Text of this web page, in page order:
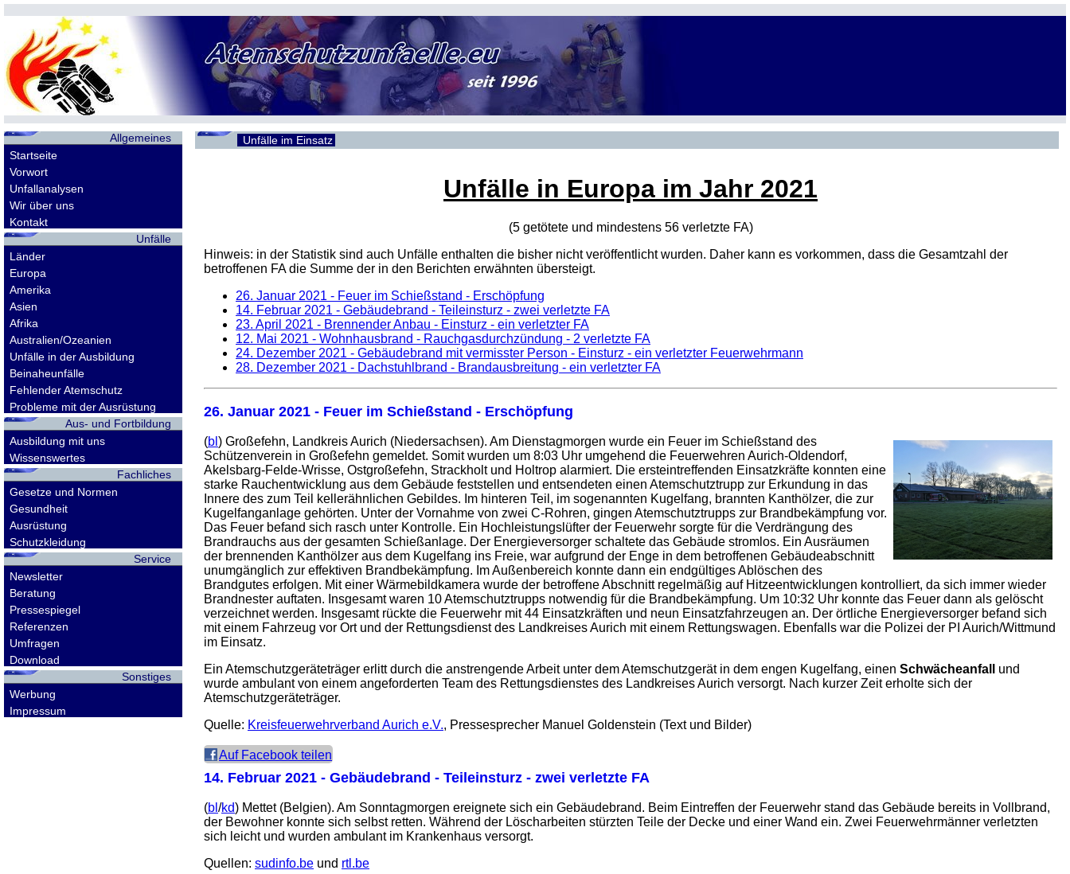
Allgemeines
Startseite
Vorwort
Unfallanalysen
Wir über uns
Kontakt
Unfälle
Länder
Europa
Amerika
Asien
Afrika
Australien/Ozeanien
Unfälle in der Ausbildung
Beinaheunfälle
Fehlender Atemschutz
Probleme mit der Ausrüstung
Aus- und Fortbildung
Ausbildung mit uns
Wissenswertes
Fachliches
Gesetze und Normen
Gesundheit
Ausrüstung
Schutzkleidung
Service
Newsletter
Beratung
Pressespiegel
Referenzen
Umfragen
Download
Sonstiges
Werbung
Impressum
Unfälle im Einsatz
Unfälle in Europa im Jahr 2021
(5 getötete und mindestens 56 verletzte FA)
Hinweis: in der Statistik sind auch Unfälle enthalten die bisher nicht veröffentlicht wurden. Daher kann es vorkommen, dass die Gesamtzahl der
betroffenen FAdie Summe der in den Berichten erwähnten übersteigt.
26. Januar 2021 - Feuer im Schießstand - Erschöpfung
14. Februar 2021 - Gebäudebrand - Teileinsturz - zwei verletzte FA
23. April 2021 - Brennender Anbau - Einsturz - ein verletzter FA
12. Mai 2021 - Wohnhausbrand - Rauchgasdurchzündung - 2 verletzte FA
24. Dezember 2021 - Gebäudebrand mit vermisster Person - Einsturz - ein verletzter Feuerwehrmann
28. Dezember 2021 - Dachstuhlbrand - Brandausbreitung - ein verletzter FA
26. Januar 2021 - Feuer im Schießstand - Erschöpfung
(bl ) Großefehn, Landkreis Aurich (Niedersachsen). Am Dienstagmorgen wurde ein Feuer im Schießstand des
Schützenverein in Großefehn gemeldet. Somit wurden um 8:03 Uhr umgehend die Feuerwehren Aurich-Oldendorf,
Akelsbarg-Felde-Wrisse, Ostgroßefehn, Strackholt und Holtrop alarmiert. Die ersteintreffenden Einsatzkräfte konnten eine
starke Rauchentwicklung aus dem Gebäude feststellen und entsendeten einen Atemschutztrupp zur Erkundung in das
Innere des zum Teil kellerähnlichen Gebildes. Im hinteren Teil, im sogenannten Kugelfang, brannten Kanthölzer, die zur
Kugelfanganlage gehörten. Unter der Vornahme von zwei C-Rohren, gingen Atemschutztrupps zur Brandbekämpfung vor.
Das Feuer befand sich rasch unter Kontrolle. Ein Hochleistungslüfter der Feuerwehr sorgte für die Verdrängung des
Brandrauchs aus der gesamten Schießanlage. Der Energieversorger schaltete das Gebäude stromlos. Ein Ausräumen
der brennenden Kanthölzer aus dem Kugelfang ins Freie, war aufgrund der Enge in dem betroffenen Gebäudeabschnitt
unumgänglich zur effektiven Brandbekämpfung. Im Außenbereich konnte dann ein endgültiges Ablöschen des
Brandgutes erfolgen. Mit einer Wärmebildkamera wurde der betroffene Abschnitt regelmäßig auf Hitzeentwicklungen kontrolliert, da sich immer wieder
Brandnester auftaten. Insgesamt waren 10 Atemschutztrupps notwendig für die Brandbekämpfung. Um 10:32 Uhr konnte das Feuer dann als gelöscht
verzeichnet werden. Insgesamt rückte die Feuerwehr mit 44 Einsatzkräften und neun Einsatzfahrzeugen an. Der örtliche Energieversorger befand sich
mit einem Fahrzeug vor Ort und der Rettungsdienst des Landkreises Aurich mit einem Rettungswagen. Ebenfalls war die Polizei der PI Aurich/Wittmund
im Einsatz.
Ein Atemschutzgeräteträger erlitt durch die anstrengende Arbeit unter dem Atemschutzgerät in dem engen Kugelfang, einen Schwächeanfall
und
wurde ambulant von einem angeforderten Team des Rettungsdienstes des Landkreises Aurich versorgt. Nach kurzer Zeit erholte sich der
Atemschutzgeräteträger.
Quelle: Kreisfeuerwehrverband Aurich e.V., Pressesprecher Manuel Goldenstein (Text und Bilder)
Auf Facebook teilen
14. Februar 2021 - Gebäudebrand - Teileinsturz - zwei verletzte FA
(bl /kd) Mettet (Belgien). Am Sonntagmorgen ereignete sich ein Gebäudebrand. Beim Eintreffen der Feuerwehr stand das Gebäude bereits in Vollbrand,
der Bewohner konnte sich selbst retten. Während der Löscharbeiten stürzten Teile der Decke und einer Wand ein. Zwei Feuerwehrmänner verletzten
sich leicht und wurden ambulant im Krankenhaus versorgt.
Quellen: sudinfo.be und rtl.be